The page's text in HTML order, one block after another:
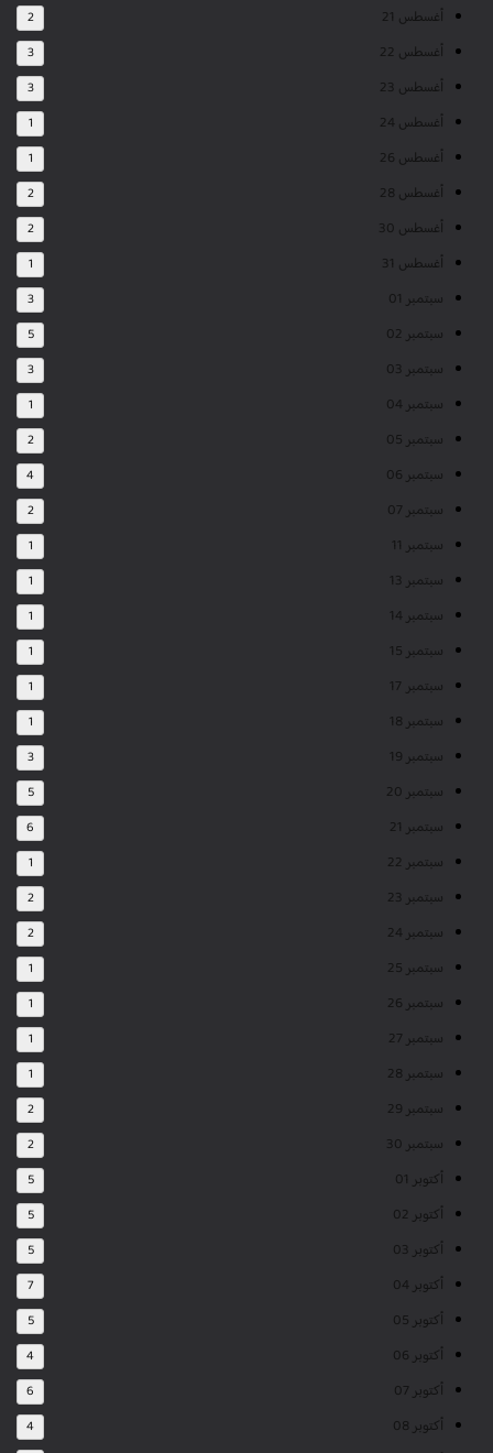
أغسطس 21 2
أغسطس 22 3
أغسطس 23 3
أغسطس 24 1
أغسطس 26 1
أغسطس 28 2
أغسطس 30 2
أغسطس 31 1
سبتمبر 01 3
سبتمبر 02 5
سبتمبر 03 3
سبتمبر 04 1
سبتمبر 05 2
سبتمبر 06 4
سبتمبر 07 2
سبتمبر 11 1
سبتمبر 13 1
سبتمبر 14 1
سبتمبر 15 1
سبتمبر 17 1
سبتمبر 18 1
سبتمبر 19 3
سبتمبر 20 5
سبتمبر 21 6
سبتمبر 22 1
سبتمبر 23 2
سبتمبر 24 2
سبتمبر 25 1
سبتمبر 26 1
سبتمبر 27 1
سبتمبر 28 1
سبتمبر 29 2
سبتمبر 30 2
أكتوبر 01 5
أكتوبر 02 5
أكتوبر 03 5
أكتوبر 04 7
أكتوبر 05 5
أكتوبر 06 4
أكتوبر 07 6
أكتوبر 08 4